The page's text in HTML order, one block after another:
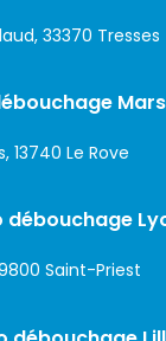
33370 Tresses
13740 Le Rove
débouchage
Saint-Priest